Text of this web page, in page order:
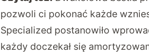
pozwoli ci pokonać każde
Specialized postanowiło
każdy doczekał się